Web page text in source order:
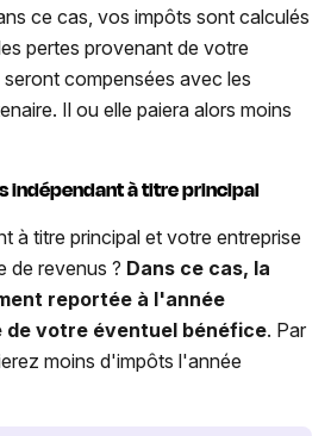
ce cas, vos impôts sont calculés
pertes provenant de votre
compensées avec les
Il ou elle paiera alors moins
indépendant à titre principal
à titre principal et votre entreprise
de revenus ? Dans ce cas, la
reportée à l'année
de votre éventuel bénéfice. Par
moins d'impôts l'année